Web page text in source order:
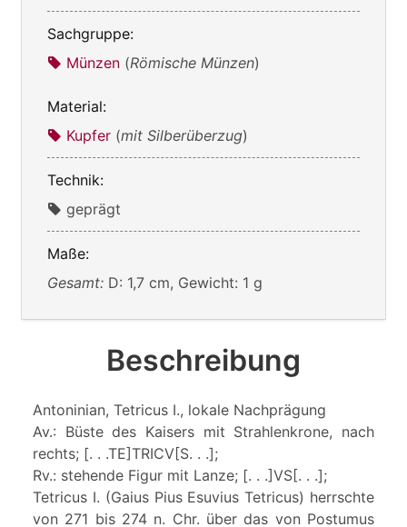
Sachgruppe:
Münzen (Römische Münzen)
Material:
Kupfer (mit Silberüberzug)
Technik:
geprägt
Maße:
Gesamt: D: 1,7 cm, Gewicht: 1 g
Beschreibung
Antoninian, Tetricus I., lokale Nachprägung
Av.: Büste des Kaisers mit Strahlenkrone, nach
rechts; [. . .TE]TRICV[S. . .];
Rv.: stehende Figur mit Lanze; [. . .]VS[. . .];
Tetricus I. (Gaius Pius Esuvius Tetricus) herrschte
von 271 bis 274 n. Chr. über das von Postumus